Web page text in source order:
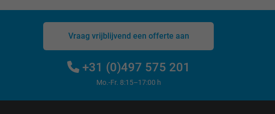
Vraag vrijblijvend een offerte aan
+31 (0)497 575 201
Mo.-Fr. 8:15–17:00 h